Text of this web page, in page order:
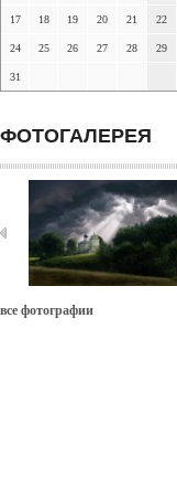
17 18 19 20 21 22
24 25 26 27 28 29
31
ФОТОГАЛЕРЕЯ
все фотографии